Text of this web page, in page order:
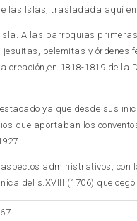
las Islas, trasladada aquí en
A las parroquias
belemitas y órdenes
1818-1819 de la
ya que desde sus
que aportaban los
administrativos, con
del s.XVIII (1706) que cegó